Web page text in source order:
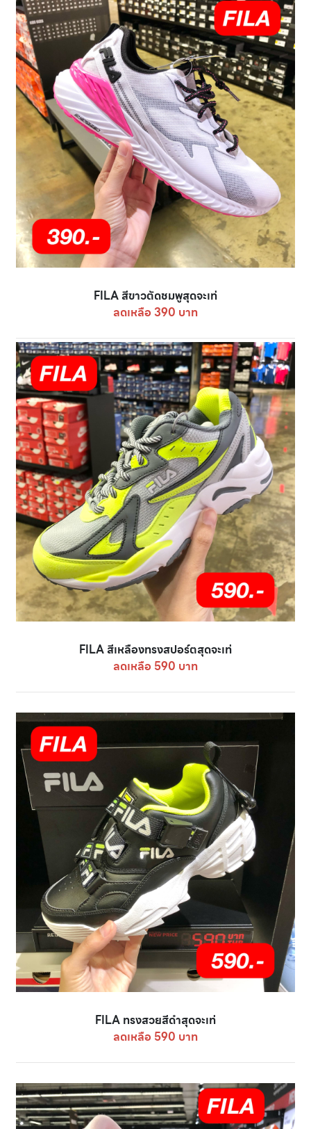
FILA สีขาวตัดชมพูสุดจะเท่
ลดเหลือ 390 บาท
FILA สีเหลืองทรงสปอร์ตสุดจะเท่
ลดเหลือ 590 บาท
FILA ทรงสวยสีดำสุดจะเท่
ลดเหลือ 590 บาท